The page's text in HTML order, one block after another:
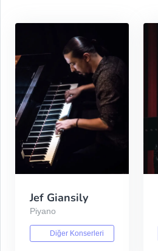
Jef Giansily
Piyano
Diğer Konserleri